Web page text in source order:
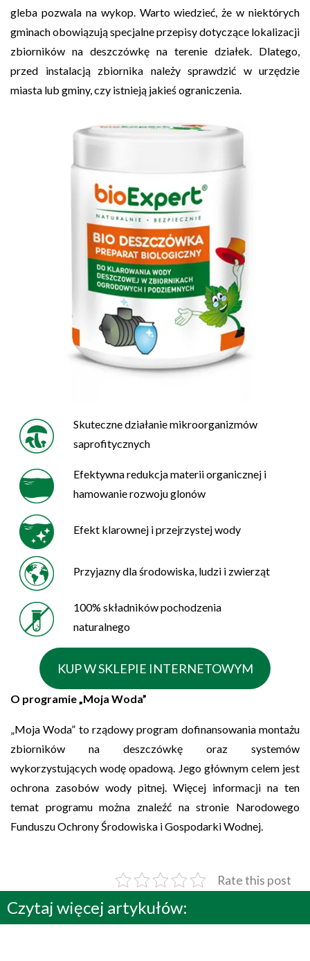
gleba pozwala na wykop. Warto wiedzieć, że w niektórych
gminach obowiązują specjalne przepisy dotyczące lokalizacji
zbiorników na deszczówkę na terenie działek. Dlatego,
przed instalacją zbiornika należy sprawdzić w urzędzie
miasta lub gminy, czy istnieją jakieś ograniczenia.
Skuteczne działanie mikroorganizmów
saprofitycznych
Efektywna redukcja materii organicznej i
hamowanie rozwoju glonów
Efekt klarownej i przejrzystej wody
Przyjazny dla środowiska, ludzi i zwierząt
100% składników pochodzenia
naturalnego
KUP W SKLEPIE INTERNETOWYM
O programie „Moja Woda”
„Moja Woda” to rządowy program dofinansowania montażu
zbiorników na deszczówkę oraz systemów
wykorzystujących wodę opadową. Jego głównym celem jest
ochrona zasobów wody pitnej. Więcej informacji na ten
temat programu można znaleźć na stronie Narodowego
Funduszu Ochrony Środowiska i Gospodarki Wodnej.
Rate this post
Czytaj więcej artykułów: